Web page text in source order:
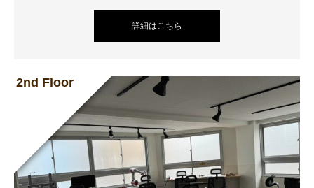
詳細はこちら
2nd Floor